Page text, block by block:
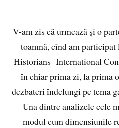
V-am zis că urmează și o
toamnă, cînd am
Historians International
în chiar prima zi, la prima
dezbateri îndelungi pe tema
Una dintre analizele cele
modul cum dimensiunile